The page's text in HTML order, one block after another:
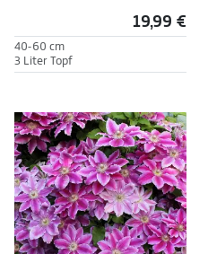
19,99 €
40-60 cm
3 Liter Topf